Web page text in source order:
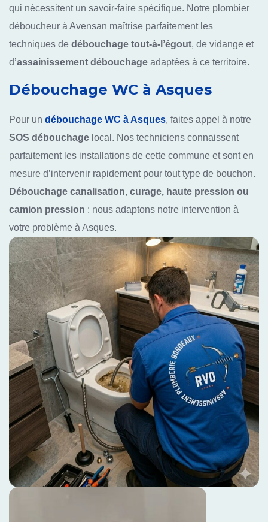
qui nécessitent un savoir-faire spécifique. Notre plombier
déboucheur à Avensan maîtrise parfaitement les
techniques de débouchage tout-à-l’égout, de vidange et
d’assainissement débouchage adaptées à ce territoire.
Débouchage WC à Asques
Pour un débouchage WC à Asques, faites appel à notre
SOS débouchage local. Nos techniciens connaissent
parfaitement les installations de cette commune et sont en
mesure d’intervenir rapidement pour tout type de bouchon.
Débouchage canalisation, curage, haute pression ou
camion pression : nous adaptons notre intervention à
votre problème à Asques.